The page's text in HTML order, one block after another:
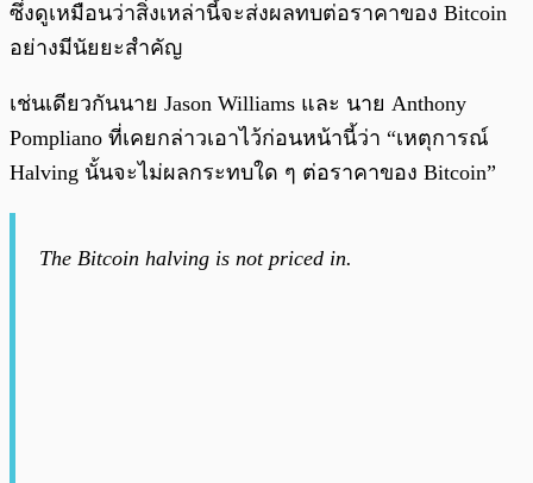
ซึ่งดูเหมือนว่าสิ่งเหล่านี้จะส่งผลทบต่อราคาของ Bitcoin
อย่างมีนัยยะสำคัญ
เช่นเดียวกันนาย Jason Williams และ นาย Anthony
Pompliano ที่เคยกล่าวเอาไว้ก่อนหน้านี้ว่า “เหตุการณ์
Halving นั้นจะไม่ผลกระทบใด ๆ ต่อราคาของ Bitcoin”
The Bitcoin halving is not priced in.